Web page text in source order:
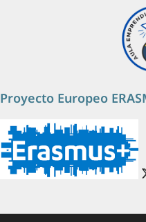
Proyecto Europeo